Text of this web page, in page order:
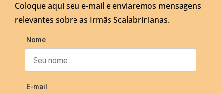
Coloque aqui seu e-mail e enviaremos mensagens
relevantes sobre as Irmãs Scalabrinianas.
Nome
E-mail